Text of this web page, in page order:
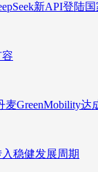
新API登陆
GreenMobility达
稳健发展周期